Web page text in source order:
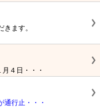
ます。
４日・・・
通行止・・・